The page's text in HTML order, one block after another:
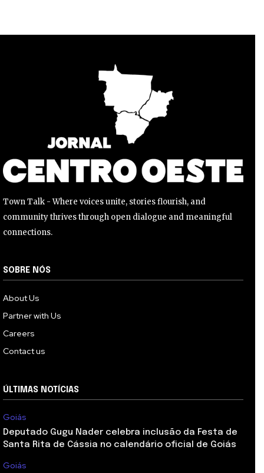
INSCREVER
Li e aceito aPolítica de Privacidade
Town Talk - Where voices unite, stories flourish, and
community thrives through open dialogue and meaningful
connections.
SOBRE NÓS
About Us
Partner with Us
Careers
Contact us
ÚLTIMAS NOTÍCIAS
Goiás
Deputado Gugu Nader celebra inclusão da Festa de
Santa Rita de Cássia no calendário oficial de Goiás
Goiás